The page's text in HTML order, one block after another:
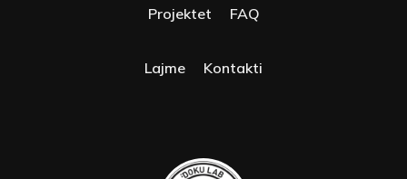
Projektet FAQ
Lajme Kontakti